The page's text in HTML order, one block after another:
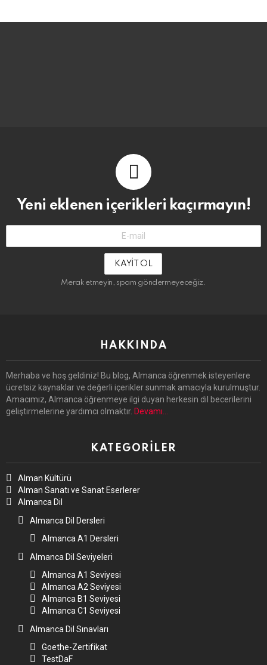
Yeni eklenen içerikleri kaçırmayın!
Adresin:
Merak etmeyin, spam göndermeyeceğiz.
HAKKINDA
Merhaba ve hoş geldiniz! Bu blog, Almanca öğrenmek isteyenlere
ücretsiz kaynaklar ve değerli içerikler sunmak amacıyla kurulmuştur.
Amacımız, Almanca öğrenmeye ilgi duyan herkesin dil becerilerini
geliştirmelerine yardımcı olmaktır. Devamı…
KATEGORILER
Alman Kültürü
Alman Sanatı ve Sanat Eserlerer
Almanca Dil
Almanca Dil Dersleri
Almanca A1 Dersleri
Almanca Dil Seviyeleri
Almanca A1 Seviyesi
Almanca A2 Seviyesi
Almanca B1 Seviyesi
Almanca C1 Seviyesi
Almanca Dil Sınavları
Goethe-Zertifikat
TestDaF